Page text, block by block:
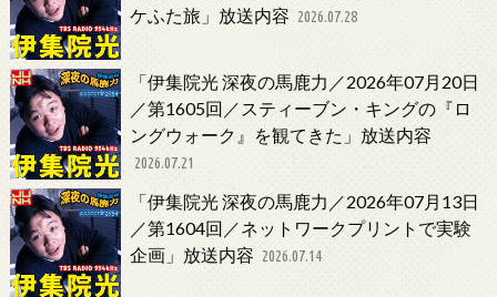
ケふた旅」放送内容 2026.07.28
「伊集院光 深夜の馬鹿力／2026年07月20日
／第1605回／スティーブン・キングの『ロ
ングウォーク』を観てきた」放送内容
2026.07.21
「伊集院光 深夜の馬鹿力／2026年07月13日
／第1604回／ネットワークプリントで実験
企画」放送内容 2026.07.14